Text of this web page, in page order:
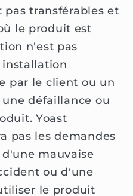
transférables et
le produit est
n'est pas
installation
par le client ou un
défaillance ou
Yoast
pas les demandes
mauvaise
ou d'une
le produit